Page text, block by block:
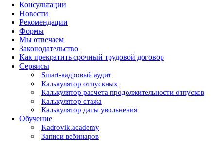
Консультации
Новости
Рекомендации
Формы
Мы отвечаем
Законодательство
Как прекратить срочный трудовой договор
Сервисы
Smart-кадровый аудит
Калькулятор отпускных
Калькулятор расчета продолжительности отпусков
Калькулятор стажа
Калькулятор даты увольнения
Обучение
Kadrovik.academy
Записи вебинаров